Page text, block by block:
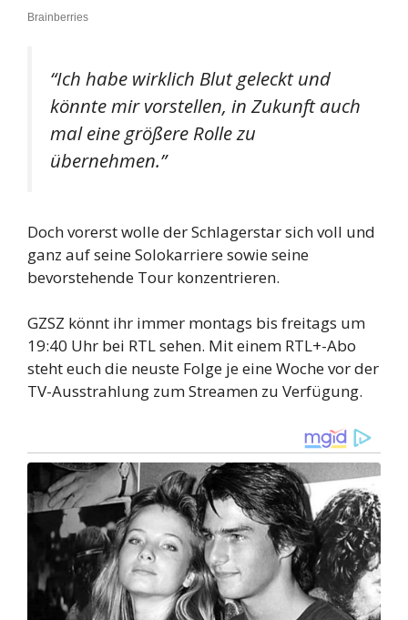
“Ich habe wirklich Blut geleckt und
könnte mir vorstellen, in Zukunft auch
mal eine größere Rolle zu
übernehmen.”
Doch vorerst wolle der Schlagerstar sich voll und
ganz auf seine Solokarriere sowie seine
bevorstehende Tour konzentrieren.
GZSZ könnt ihr immer montags bis freitags um
19:40 Uhr bei RTL sehen. Mit einem RTL+-Abo
steht euch die neuste Folge je eine Woche vor der
TV-Ausstrahlung zum Streamen zu Verfügung.